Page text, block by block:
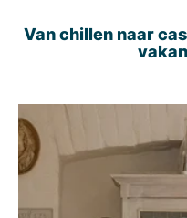
Van chillen naar